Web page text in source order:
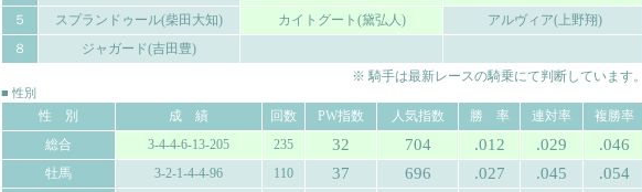
５
スプランドゥール(柴田大知) カイトグート(黛弘人)
アルヴィア(上野翔)
８
ジャガード(吉田豊)
※ 騎手は最新レースの騎乗にて判断しています。
■ 性別
性 別 成 績 回数 PW指数 人気指数 勝 率 連対率
複勝率
総合
3-4-4-6-13-205 235 32 704 .012 .029 .046
牡馬 3-2-1-4-4-96 110 37 696 .027 .045 .054